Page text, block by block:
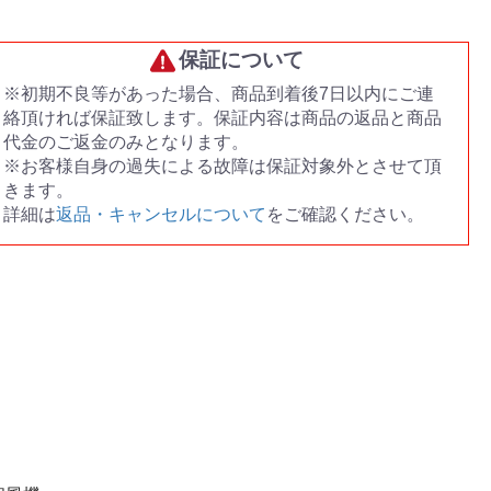
保証について
※初期不良等があった場合、商品到着後7日以内にご連
絡頂ければ保証致します。保証内容は商品の返品と商品
代金のご返金のみとなります。
※お客様自身の過失による故障は保証対象外とさせて頂
きます。
詳細は返品・キャンセルについて をご確認ください。